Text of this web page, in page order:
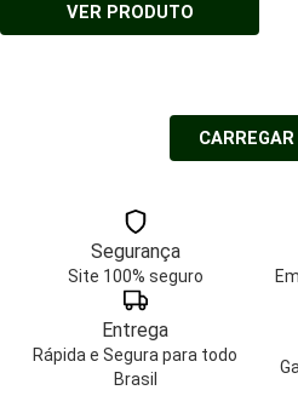
VER PRODUTO
Segurança
Site 100% seguro
Entrega
Rápida e Segura para todo
Brasil